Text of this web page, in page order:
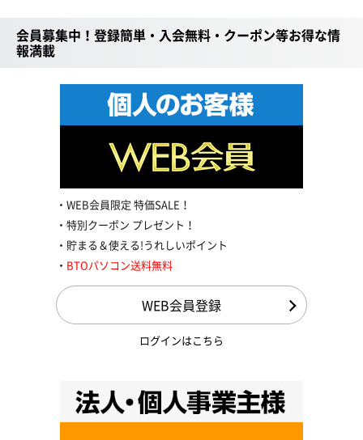
会員募集中！登録簡単・入会無料・クーポン等お得な情
報満載
WEB会員限定 特価SALE！
特別クーポン プレゼント！
貯まる＆使える!うれしいポイント
BTOパソコン送料無料
WEB会員登録
ログインはこちら